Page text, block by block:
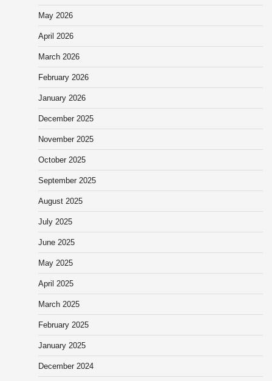
May 2026
April 2026
March 2026
February 2026
January 2026
December 2025
November 2025
October 2025
September 2025
August 2025
July 2025
June 2025
May 2025
April 2025
March 2025
February 2025
January 2025
December 2024